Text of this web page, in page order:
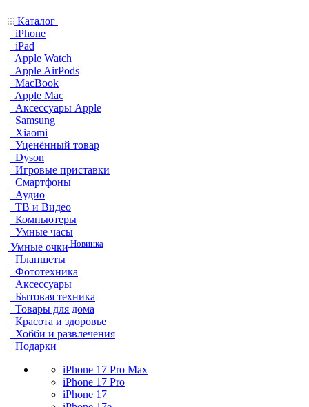
Каталог
iPhone
iPad
Apple Watch
Apple AirPods
MacBook
Apple Mac
Аксессуары Apple
Samsung
Xiaomi
Уценённый товар
Dyson
Игровые приставки
Смартфоны
Аудио
ТВ и Видео
Компьютеры
Умные часы
Умные очки Новинка
Планшеты
Фототехника
Аксессуары
Бытовая техника
Товары для дома
Красота и здоровье
Хобби и развлечения
Подарки
iPhone 17 Pro Max
iPhone 17 Pro
iPhone 17